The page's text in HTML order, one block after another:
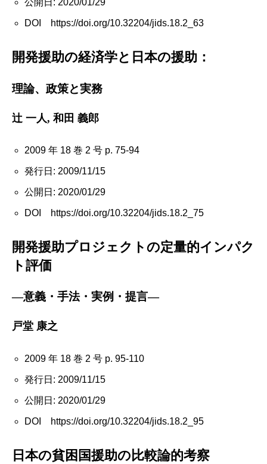
公開日: 2020/01/29
DOI https://doi.org/10.32204/jids.18.2_63
開発援助の経済学と日本の援助：
理論、政策と実務
辻 一人, 和田 義郎
2009 年 18 巻 2 号 p. 75-94
発行日: 2009/11/15
公開日: 2020/01/29
DOI https://doi.org/10.32204/jids.18.2_75
開発援助プロジェクトの定量的インパク
ト評価
―意義・手法・実例・提言―
戸堂 康之
2009 年 18 巻 2 号 p. 95-110
発行日: 2009/11/15
公開日: 2020/01/29
DOI https://doi.org/10.32204/jids.18.2_95
日本の貧困国援助の比較論的考察